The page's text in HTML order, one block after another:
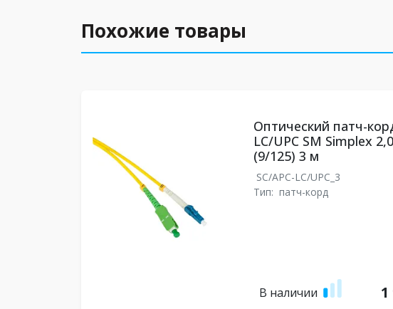
Похожие товары
Оптический патч-
LC/UPC SM Simplex
(9/125) 3 м
SC/APC-LC/UPC_3
Тип: патч-корд
В наличии 1